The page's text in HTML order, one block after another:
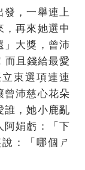
發，一舉連上
，再來她選中
」大獎，曾沛
而且錢給最愛
東選項連連
曾沛慈心花朵
誰，她小鹿亂
阿娟虧：「下
：「哪個ㄕ